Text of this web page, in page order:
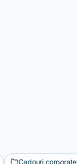
Cadouri corporate